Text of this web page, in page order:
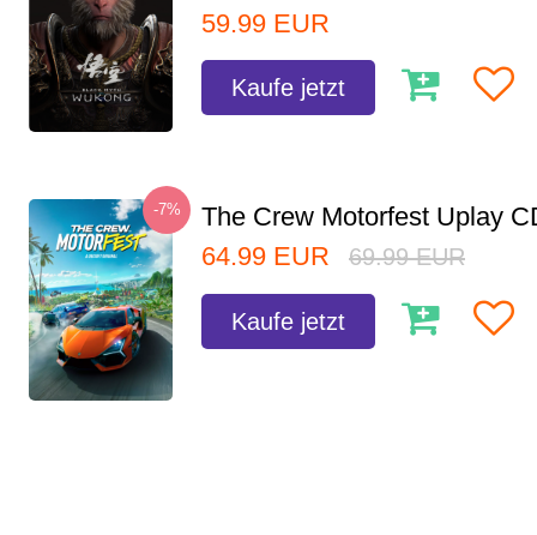
59.99 EUR
Kaufe jetzt
-7%
The Crew Motorfest Uplay
64.99 EUR 69.99 EUR
Kaufe jetzt